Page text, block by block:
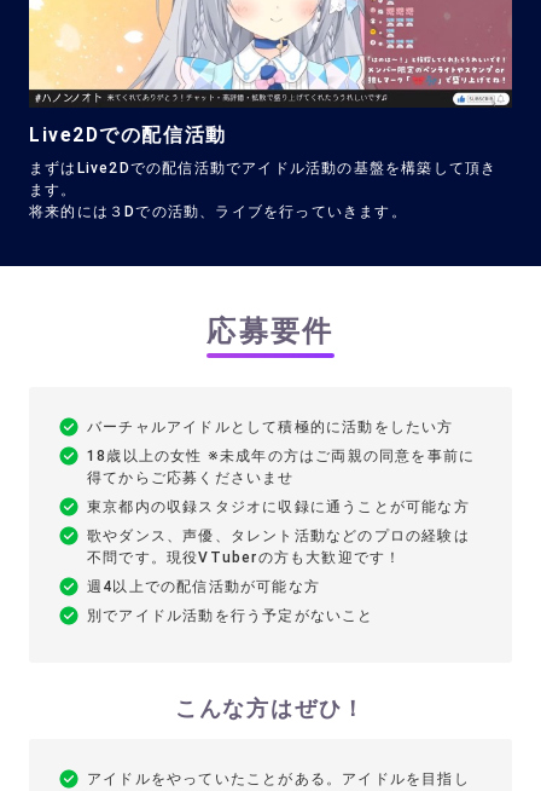
Live2Dでの配信活動
まずはLive2Dでの配信活動でアイドル活動の基盤を構築して頂き
ます。
将来的には３Dでの活動、ライブを行っていきます。
応募要件
バーチャルアイドルとして積極的に活動をしたい方
18歳以上の女性 ※未成年の方はご両親の同意を事前に
得てからご応募くださいませ
東京都内の収録スタジオに収録に通うことが可能な方
歌やダンス、声優、タレント活動などのプロの経験は
不問です。現役VTuberの方も大歓迎です！
週4以上での配信活動が可能な方
別でアイドル活動を行う予定がないこと
こんな方はぜひ！
アイドルをやっていたことがある。アイドルを目指し